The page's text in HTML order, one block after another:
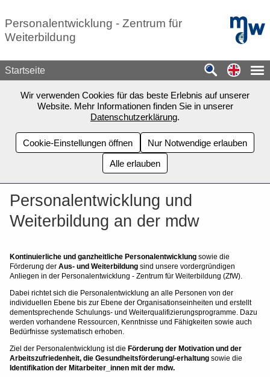
Personalentwicklung - Zentrum für
Weiterbildung
mdw -
Startseite
Wir verwenden Cookies für das beste Erlebnis auf unserer
Website. Mehr Informationen finden Sie in unserer
Datenschutzerklärung.
Cookie-Einstellungen öffnen
Nur Notwendige erlauben
Alle erlauben
Personalentwicklung und
Weiterbildung an der mdw
Kontinuierliche und ganzheitliche Personalentwicklung sowie die
Förderung der Aus- und Weiterbildung sind unsere vordergründigen
Anliegen in der Personalentwicklung - Zentrum für Weiterbildung (ZfW).
Dabei richtet sich die Personalentwicklung an alle Personen von der
individuellen Ebene bis zur Ebene der Organisationseinheiten und erstellt
dementsprechende Schulungs- und Weiterqualifizierungsprogramme. Dazu
werden vorhandene Ressourcen, Kenntnisse und Fähigkeiten sowie auch
Bedürfnisse systematisch erhoben.
Ziel der Personalentwicklung ist die Förderung der Motivation und der
Arbeitszufriedenheit, die Gesundheitsförderung/-erhaltung sowie die
Identifikation der Mitarbeiter_innen mit der mdw.